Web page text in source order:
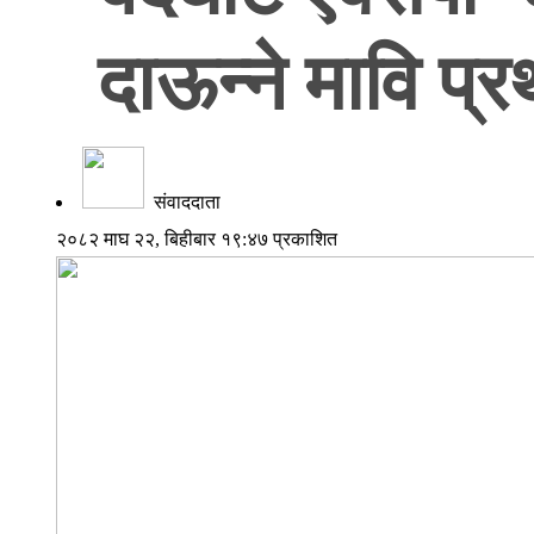
दाऊन्ने मावि
संवाददाता
२०८२ माघ २२, बिहीबार १९:४७ प्रकाशित